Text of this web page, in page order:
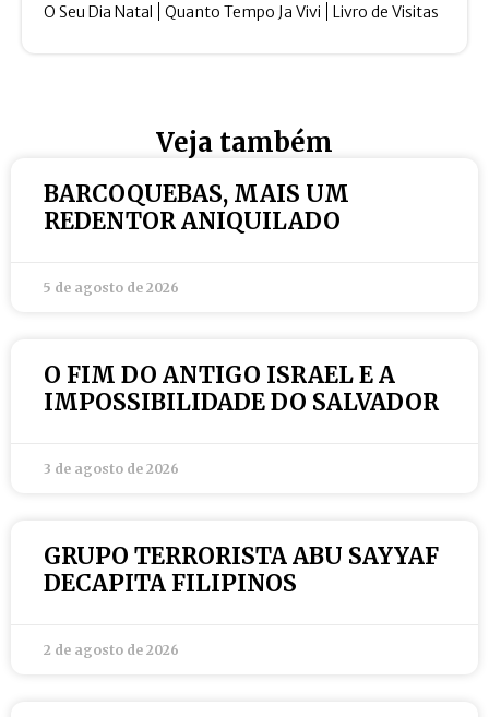
O Seu Dia Natal Quanto Tempo Ja Vivi Livro de Visitas
Veja também
BARCOQUEBAS, MAIS UM
REDENTOR ANIQUILADO
5 de agosto de 2026
O FIM DO ANTIGO ISRAEL E A
IMPOSSIBILIDADE DO SALVADOR
3 de agosto de 2026
GRUPO TERRORISTA ABU SAYYAF
DECAPITA FILIPINOS
2 de agosto de 2026